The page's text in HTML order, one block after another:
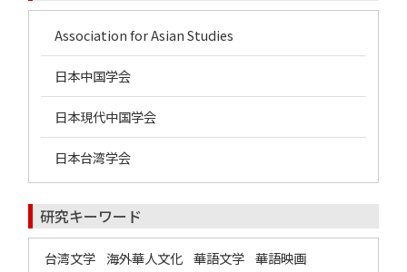
Association for Asian Studies
日本中国学会
日本現代中国学会
日本台湾学会
研究キーワード
台湾文学 海外華人文化 華語文学 華語映画